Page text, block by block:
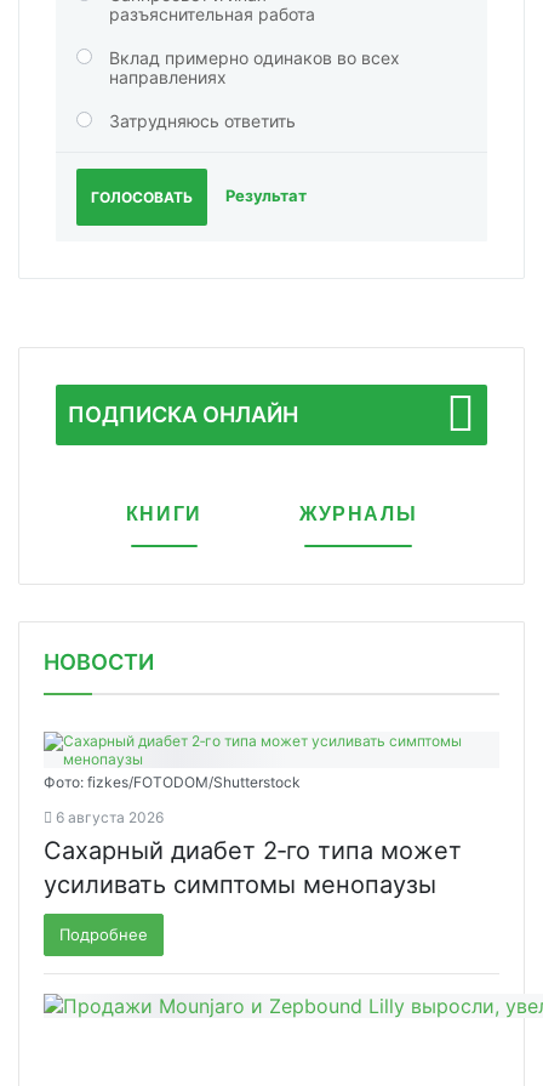
разъяснительная работа
Вклад примерно одинаков во всех
направлениях
Затрудняюсь ответить
ГОЛОСОВАТЬ Результат
ПОДПИСКА ОНЛАЙН
КНИГИ ЖУРНАЛЫ
НОВОСТИ
Фото: fizkes/FOTODOM/Shutterstock
6 августа 2026
Сахарный диабет 2‑го типа может
усиливать симптомы менопаузы
Подробнее